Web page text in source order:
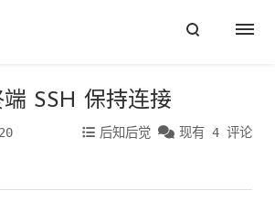
SSH 保持连接
后知后觉 现有 4 评论